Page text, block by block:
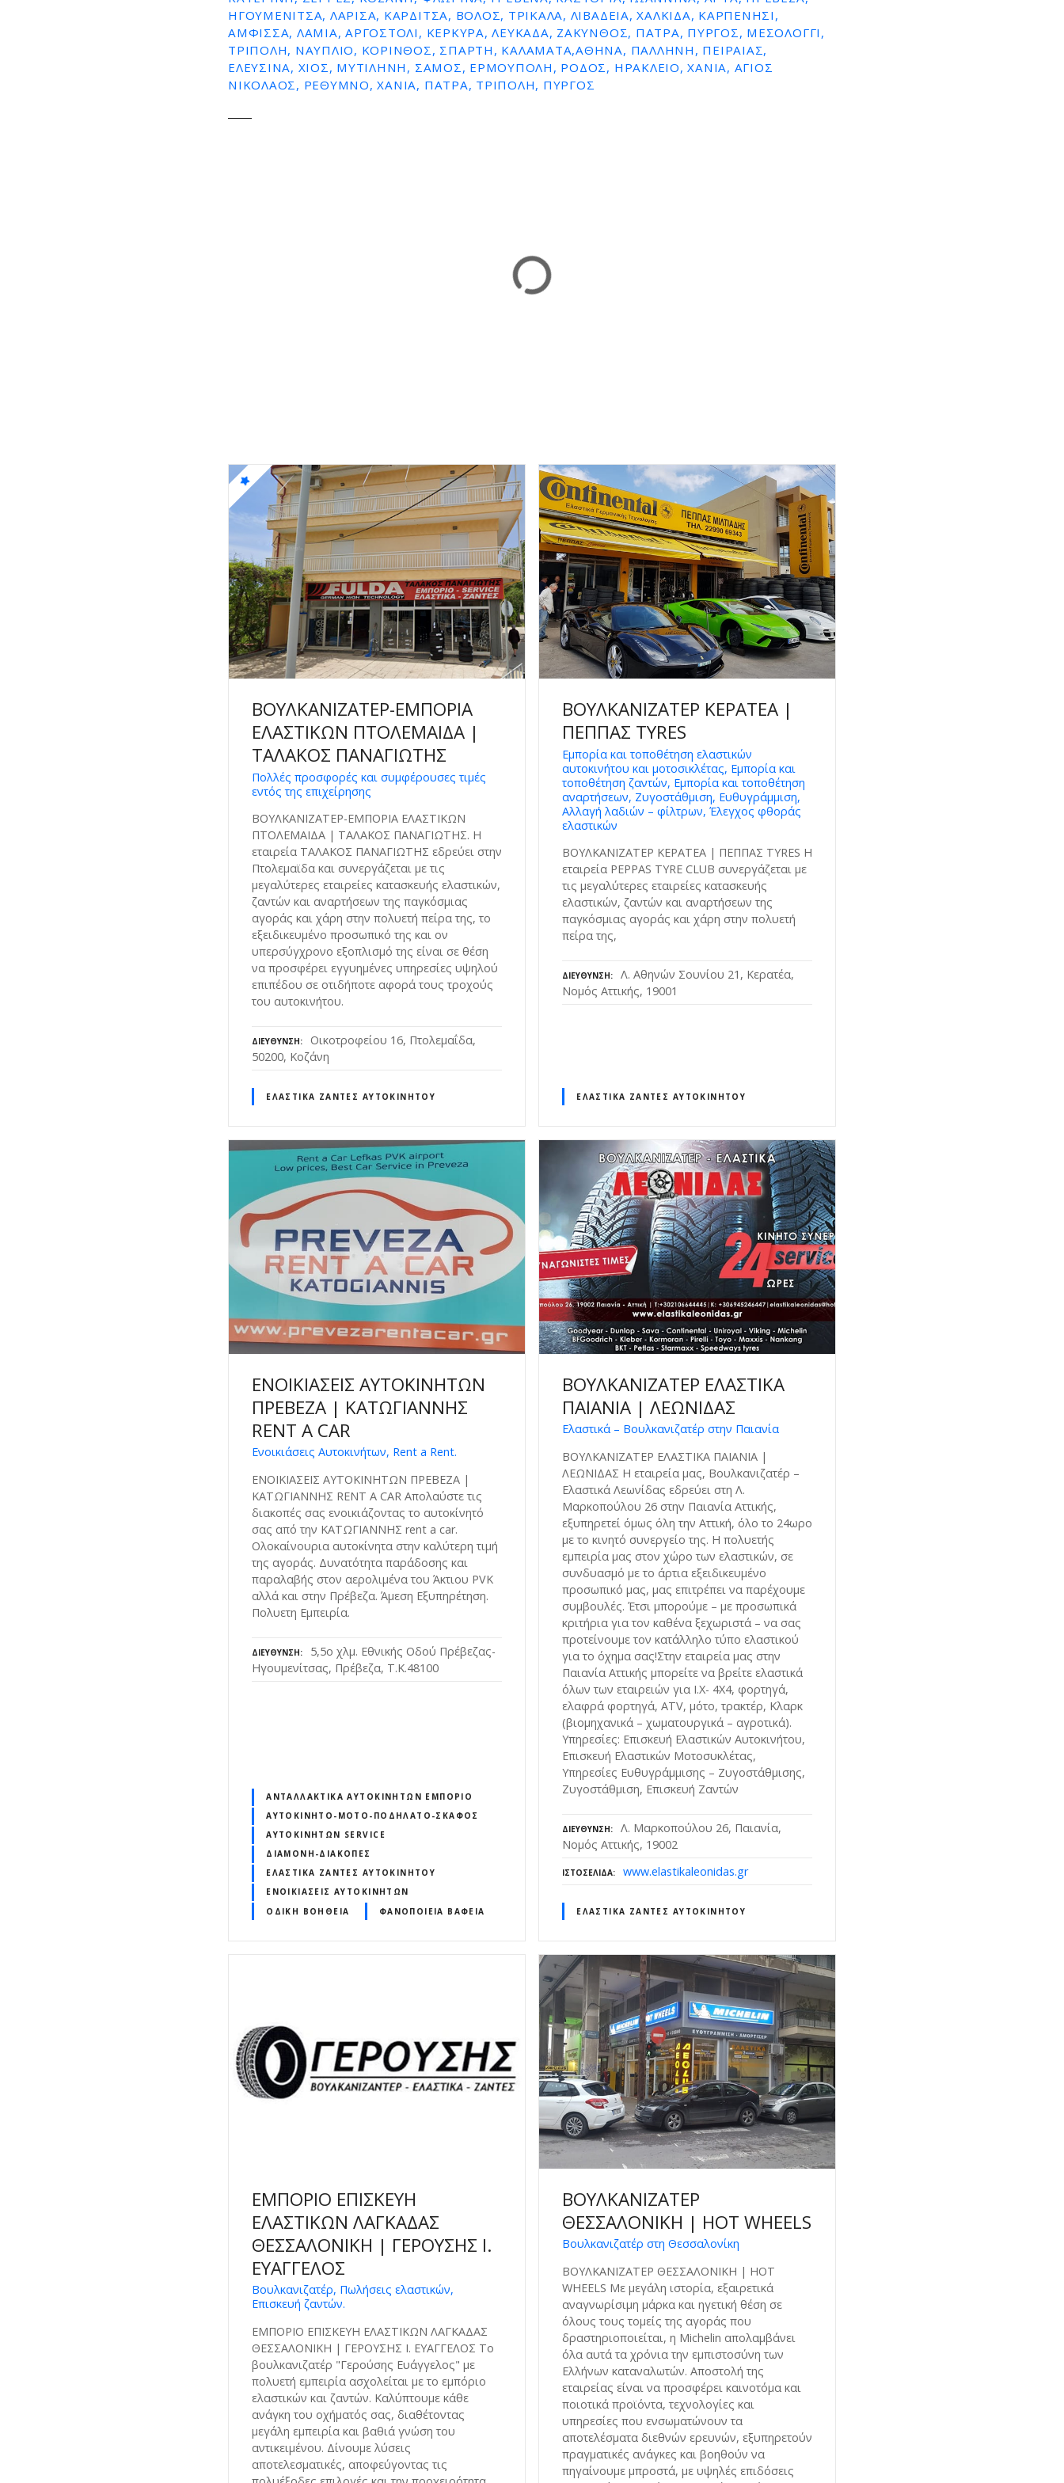
ΗΓΟΥΜΕΝΙΤΣΑ, ΛΑΡΙΣΑ, ΚΑΡΔΙΤΣΑ, ΒΟΛΟΣ, ΤΡΙΚΑΛΑ, ΛΙΒΑΔΕΙΑ, ΧΑΛΚΙΔΑ, ΚΑΡΠΕΝΗΣΙ,
ΑΜΦΙΣΣΑ, ΛΑΜΙΑ, ΑΡΓΟΣΤΟΛΙ, ΚΕΡΚΥΡΑ, ΛΕΥΚΑΔΑ, ΖΑΚΥΝΘΟΣ, ΠΑΤΡΑ, ΠΥΡΓΟΣ, ΜΕΣΟΛΟΓΓΙ,
ΤΡΙΠΟΛΗ, ΝΑΥΠΛΙΟ, ΚΟΡΙΝΘΟΣ, ΣΠΑΡΤΗ, ΚΑΛΑΜΑΤΑ,ΑΘΗΝΑ, ΠΑΛΛΗΝΗ, ΠΕΙΡΑΙΑΣ,
ΕΛΕΥΣΙΝΑ, ΧΙΟΣ, ΜΥΤΙΛΗΝΗ, ΣΑΜΟΣ, ΕΡΜΟΥΠΟΛΗ, ΡΟΔΟΣ, ΗΡΑΚΛΕΙΟ, ΧΑΝΙΑ, ΑΓΙΟΣ
ΝΙΚΟΛΑΟΣ, ΡΕΘΥΜΝΟ, ΧΑΝΙΑ, ΠΑΤΡΑ, ΤΡΙΠΟΛΗ, ΠΥΡΓΟΣ
ΒΟΥΛΚΑΝΙΖΑΤΕΡ-ΕΜΠΟΡΙΑ
ΕΛΑΣΤΙΚΩΝ ΠΤΟΛΕΜΑΙΔΑ |
ΤΑΛΑΚΟΣ ΠΑΝΑΓΙΩΤΗΣ
Πολλές προσφορές και συμφέρουσες τιμές
εντός της επιχείρησης
ΒΟΥΛΚΑΝΙΖΑΤΕΡ-ΕΜΠΟΡΙΑ ΕΛΑΣΤΙΚΩΝ
ΠΤΟΛΕΜΑΙΔΑ | ΤΑΛΑΚΟΣ ΠΑΝΑΓΙΩΤΗΣ. Η
εταιρεία ΤΑΛΑΚΟΣ ΠΑΝΑΓΙΩΤΗΣ εδρεύει στην
Πτολεμαϊδα και συνεργάζεται με τις
μεγαλύτερες εταιρείες κατασκευής ελαστικών,
ζαντών και αναρτήσεων της παγκόσμιας
αγοράς και χάρη στην πολυετή πείρα της, το
εξειδικευμένο προσωπικό της και ον
υπερσύγχρονο εξοπλισμό της είναι σε θέση
να προσφέρει εγγυημένες υπηρεσίες υψηλού
επιπέδου σε οτιδήποτε αφορά τους τροχούς
του αυτοκινήτου.
ΔΙΕΎΘΥΝΣΗ
Οικοτροφείου 16, Πτολεμαΐδα,
50200, Κοζάνη
ΕΛΑΣΤΙΚΆ ΖΆΝΤΕΣ ΑΥΤΟΚΙΝΉΤΟΥ
ΒΟΥΛΚΑΝΙΖΑΤΕΡ ΚΕΡΑΤΕΑ |
ΠΕΠΠΑΣ TYRES
Εμπορία και τοποθέτηση ελαστικών
αυτοκινήτου και μοτοσικλέτας, Εμπορία και
τοποθέτηση ζαντών, Εμπορία και τοποθέτηση
αναρτήσεων, Ζυγοστάθμιση, Ευθυγράμμιση,
Αλλαγή λαδιών – φίλτρων, Έλεγχος φθοράς
ελαστικών
ΒΟΥΛΚΑΝΙΖΑΤΕΡ ΚΕΡΑΤΕΑ | ΠΕΠΠΑΣ TYRES Η
εταιρεία PEPPAS TYRE CLUB συνεργάζεται με
τις μεγαλύτερες εταιρείες κατασκευής
ελαστικών, ζαντών και αναρτήσεων της
παγκόσμιας αγοράς και χάρη στην πολυετή
πείρα της,
ΔΙΕΎΘΥΝΣΗ
Λ. Αθηνών Σουνίου 21, Κερατέα,
Νομός Αττικής, 19001
ΕΛΑΣΤΙΚΆ ΖΆΝΤΕΣ ΑΥΤΟΚΙΝΉΤΟΥ
ΕΝΟΙΚΙΑΣΕΙΣ ΑΥΤΟΚΙΝΗΤΩΝ
ΠΡΕΒΕΖΑ | ΚΑΤΩΓΙΑΝΝΗΣ
RENT A CAR
Ενοικιάσεις Αυτοκινήτων, Rent a Rent.
ΕΝΟΙΚΙΑΣΕΙΣ ΑΥΤΟΚΙΝΗΤΩΝ ΠΡΕΒΕΖΑ |
ΚΑΤΩΓΙΑΝΝΗΣ RENT A CAR Απολαύστε τις
διακοπές σας ενοικιάζοντας το αυτοκίνητό
σας από την ΚΑΤΩΓΙΑΝΝΗΣ rent a car.
Ολοκαίνουρια αυτοκίνητα στην καλύτερη τιμή
της αγοράς. Δυνατότητα παράδοσης και
παραλαβής στον αερολιμένα του Άκτιου PVK
αλλά και στην Πρέβεζα. Άμεση Εξυπηρέτηση.
Πολυετη Εμπειρία.
ΔΙΕΎΘΥΝΣΗ
5,5ο χλμ. Εθνικής Οδού Πρέβεζας-
Ηγουμενίτσας, Πρέβεζα, Τ.Κ.48100
ΑΝΤΑΛΛΑΚΤΙΚΆ ΑΥΤΟΚΙΝΉΤΩΝ ΕΜΠΌΡΙΟ
ΑΥΤΟΚΊΝΗΤΟ-ΜΌΤΟ-ΠΟΔΉΛΑΤΟ-ΣΚΆΦΟΣ
ΑΥΤΟΚΙΝΉΤΩΝ SERVICE
ΔΙΑΜΟΝΉ-ΔΙΑΚΟΠΈΣ
ΕΛΑΣΤΙΚΆ ΖΆΝΤΕΣ ΑΥΤΟΚΙΝΉΤΟΥ
ΕΝΟΙΚΙΆΣΕΙΣ ΑΥΤΟΚΙΝΉΤΩΝ
ΟΔΙΚΉ ΒΟΉΘΕΙΑ
ΦΑΝΟΠΟΙΕΊΑ ΒΑΦΕΊΑ
ΒΟΥΛΚΑΝΙΖΑΤΕΡ ΕΛΑΣΤΙΚΑ
ΠΑΙΑΝΙΑ | ΛΕΩΝΙΔΑΣ
Ελαστικά – Βουλκανιζατέρ στην Παιανία
ΒΟΥΛΚΑΝΙΖΑΤΕΡ ΕΛΑΣΤΙΚΑ ΠΑΙΑΝΙΑ |
ΛΕΩΝΙΔΑΣ Η εταιρεία μας, Βουλκανιζατέρ –
Ελαστικά Λεωνίδας εδρεύει στη Λ.
Μαρκοπούλου 26 στην Παιανία Αττικής,
εξυπηρετεί όμως όλη την Αττική, όλο το 24ωρο
με το κινητό συνεργείο της. Η πολυετής
εμπειρία μας στον χώρο των ελαστικών, σε
συνδυασμό με το άρτια εξειδικευμένο
προσωπικό μας, μας επιτρέπει να παρέχουμε
συμβουλές. Έτσι μπορούμε – με προσωπικά
κριτήρια για τον καθένα ξεχωριστά – να σας
προτείνουμε τον κατάλληλο τύπο ελαστικού
για το όχημα σας!Στην εταιρεία μας στην
Παιανία Αττικής μπορείτε να βρείτε ελαστικά
όλων των εταιρειών για Ι.Χ- 4X4, φορτηγά,
ελαφρά φορτηγά, ATV, μότο, τρακτέρ, Κλαρκ
(βιομηχανικά – χωματουργικά – αγροτικά).
Υπηρεσίες: Επισκευή Ελαστικών Αυτοκινήτου,
Επισκευή Ελαστικών Μοτοσυκλέτας,
Υπηρεσίες Ευθυγράμμισης – Ζυγοστάθμισης,
Ζυγοστάθμιση, Επισκευή Ζαντών
ΔΙΕΎΘΥΝΣΗ
Λ. Μαρκοπούλου 26, Παιανία,
Νομός Αττικής, 19002
ΙΣΤΟΣΕΛΊΔΑ www.elastikaleonidas.gr
ΕΛΑΣΤΙΚΆ ΖΆΝΤΕΣ ΑΥΤΟΚΙΝΉΤΟΥ
ΕΜΠΟΡΙΟ ΕΠΙΣΚΕΥΗ
ΕΛΑΣΤΙΚΩΝ ΛΑΓΚΑΔΑΣ
ΘΕΣΣΑΛΟΝΙΚΗ | ΓΕΡΟΥΣΗΣ Ι.
ΕΥΑΓΓΕΛΟΣ
Βουλκανιζατέρ, Πωλήσεις ελαστικών,
Επισκευή ζαντών.
ΕΜΠΟΡΙΟ ΕΠΙΣΚΕΥΗ ΕΛΑΣΤΙΚΩΝ ΛΑΓΚΑΔΑΣ
ΘΕΣΣΑΛΟΝΙΚΗ | ΓΕΡΟΥΣΗΣ Ι. ΕΥΑΓΓΕΛΟΣ Το
βουλκανιζατέρ "Γερούσης Ευάγγελος" με
πολυετή εμπειρία ασχολείται με το εμπόριο
ελαστικών και ζαντών. Καλύπτουμε κάθε
ανάγκη του οχήματός σας, διαθέτοντας
μεγάλη εμπειρία και βαθιά γνώση του
αντικειμένου. Δίνουμε λύσεις
αποτελεσματικές, αποφεύγοντας τις
ΒΟΥΛΚΑΝΙΖΑΤΕΡ
ΘΕΣΣΑΛΟΝΙΚΗ | HOT WHEELS
Βουλκανιζατέρ στη Θεσσαλονίκη
ΒΟΥΛΚΑΝΙΖΑΤΕΡ ΘΕΣΣΑΛΟΝΙΚΗ | HOT
WHEELS Με μεγάλη ιστορία, εξαιρετικά
αναγνωρίσιμη μάρκα και ηγετική θέση σε
όλους τους τομείς της αγοράς που
δραστηριοποιείται, η Michelin απολαμβάνει
όλα αυτά τα χρόνια την εμπιστοσύνη των
Ελλήνων καταναλωτών. Αποστολή της
εταιρείας είναι να προσφέρει καινοτόμα και
ποιοτικά προϊόντα, τεχνολογίες και
υπηρεσίες που ενσωματώνουν τα
αποτελέσματα διεθνών ερευνών, εξυπηρετούν
πραγματικές ανάγκες και βοηθούν να
πηγαίνουμε μπροστά, με υψηλές επιδόσεις